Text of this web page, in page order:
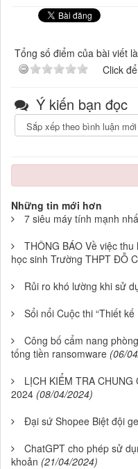
Tổng số điểm của bài viết
Click
Ý kiến bạn đọc
Những tin mới hơn
7 siêu máy tính mạnh
THÔNG BÁO Về việc
học sinh Trường THPT ĐỖ
Rủi ro khó lường khi sử
Sổi nổi Cuộc thi “Thiết
Công bố cẩm nang
tống tiền ransomware (06/
LỊCH KIỂM TRA
2024 (08/04/2024)
Đại sứ Shopee Biệt đội
ChatGPT cho phép sử
khoản (21/04/2024)